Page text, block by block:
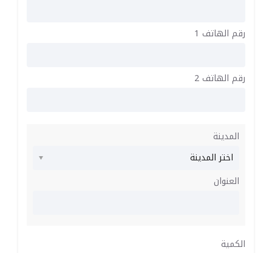
رقم الهاتف 1
رقم الهاتف 2
المدينة
العنوان
الكمية